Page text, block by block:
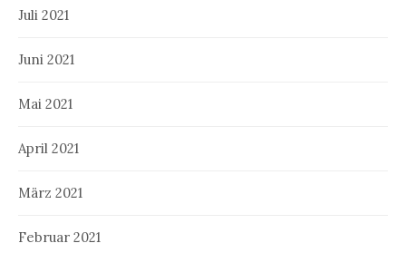
Juli 2021
Juni 2021
Mai 2021
April 2021
März 2021
Februar 2021